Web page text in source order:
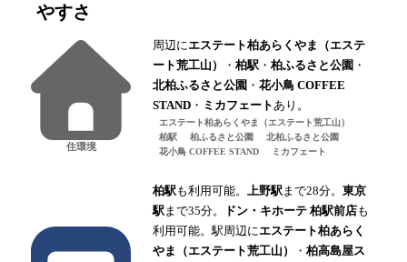
やすさ
住環境
周辺にエステート柏あらくやま（エステ
ート荒工山）
・ 柏駅 ・ 柏ふるさと公園 ・
北柏ふるさと公園 ・ 花小鳥 COFFEE
STAND ・ ミカフェート あり。
エステート柏あらくやま（エステート荒工山）
柏駅
柏ふるさと公園
北柏ふるさと公園
花小鳥 COFFEE STAND
ミカフェート
柏駅も利用可能。 上野駅 まで28分。 東京
駅 まで35分。 ドン・キホーテ 柏駅前店も
利用可能。駅周辺にエステート柏あらく
やま（エステート荒工山）
・ 柏高島屋ス